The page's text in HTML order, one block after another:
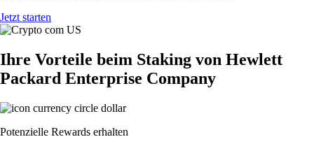
Jetzt starten
Ihre Vorteile beim Staking von Hewlett
Packard Enterprise Company
Potenzielle Rewards erhalten